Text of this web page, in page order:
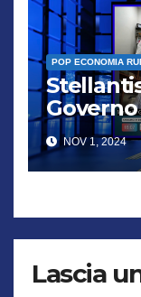
POP ECONOMIA
trema
NOV 1, 2024
Lascia